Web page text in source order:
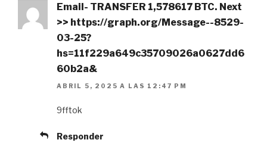
Email- TRANSFER 1,578617 BTC. Next
>> https://graph.org/Message--8529-
03-25?
hs=11f229a649c35709026a0627dd6
60b2a&
ABRIL 5, 2025 A LAS 12:47 PM
9fftok
Responder